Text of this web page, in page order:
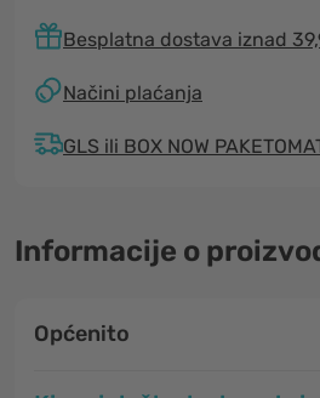
Besplatna dostava iznad
Načini plaćanja
GLS ili BOX NOW
Informacije o
Općenito